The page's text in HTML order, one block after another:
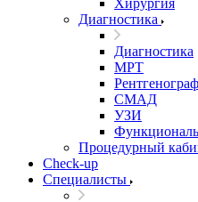
Хирургия
Диагностика
Диагностика
МРТ
СМАД
УЗИ
Процедурный
Cheсk-up
Специалисты